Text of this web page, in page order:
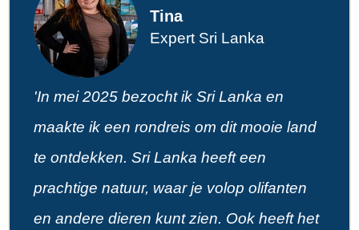
Tina
Expert Sri Lanka
'In mei 2025 bezocht ik Sri Lanka en
maakte ik een rondreis om dit mooie land
te ontdekken. Sri Lanka heeft een
prachtige natuur, waar je volop olifanten
en andere dieren kunt zien. Ook heeft het